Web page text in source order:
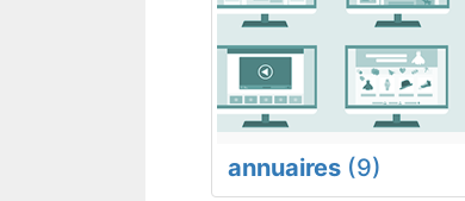
annuaires (9)